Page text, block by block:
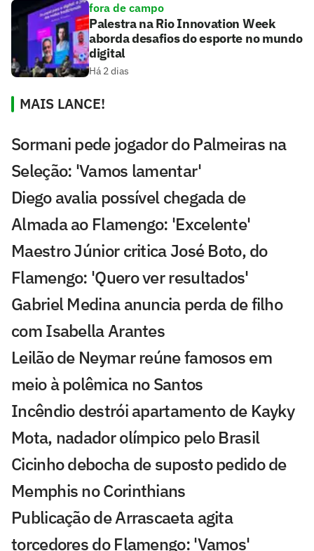
fora de campo
Palestra na Rio Innovation Week
aborda desafios do esporte no mundo
digital
Há 2 dias
MAIS LANCE!
Sormani pede jogador do Palmeiras na
Seleção: 'Vamos lamentar'
Diego avalia possível chegada de
Almada ao Flamengo: 'Excelente'
Maestro Júnior critica José Boto, do
Flamengo: 'Quero ver resultados'
Gabriel Medina anuncia perda de filho
com Isabella Arantes
Leilão de Neymar reúne famosos em
meio à polêmica no Santos
Incêndio destrói apartamento de Kayky
Mota, nadador olímpico pelo Brasil
Cicinho debocha de suposto pedido de
Memphis no Corinthians
Publicação de Arrascaeta agita
torcedores do Flamengo: 'Vamos'